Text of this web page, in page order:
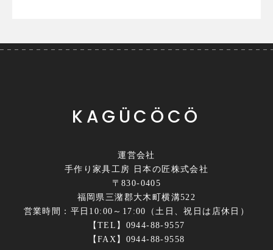
KAGÜCÖCÖ
運営会社
手作り家具工房 日本の匠株式会社
〒830-0405
福岡県三潴郡大木町横溝522
営業時間：平日10:00～17:00（土日、祝日は店休日）
【TEL】0944-88-9557
【FAX】0944-88-9558